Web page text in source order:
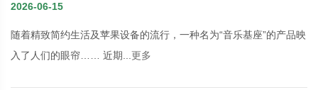
2026-06-15
随着精致简约生活及苹果设备的流行，一种名为“音乐基座”的产品映
入了人们的眼帘…… 近期... 更多